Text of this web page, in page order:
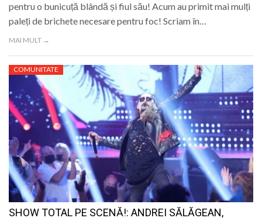
pentru o bunicuță blândă și fiul său! Acum au primit mai mulți
paleți de brichete necesare pentru foc! Scriam în…
MAI MULT →
COMUNITATE
SHOW TOTAL PE SCENĂ!: ANDREI SĂLĂGEAN,